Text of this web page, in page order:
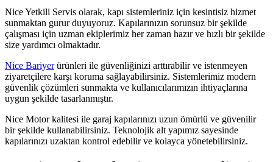
Nice Yetkili Servis olarak, kapı sistemleriniz için kesintisiz hizmet
sunmaktan gurur duyuyoruz. Kapılarınızın sorunsuz bir şekilde
çalışması için uzman ekiplerimiz her zaman hazır ve hızlı bir şekilde
size yardımcı olmaktadır.
Nice Bariyerürünleri ile güvenliğinizi arttırabilir ve istenmeyen
ziyaretçilere karşı koruma sağlayabilirsiniz. Sistemlerimiz modern
güvenlik çözümleri sunmakta ve kullanıcılarımızın ihtiyaçlarına
uygun şekilde tasarlanmıştır.
Nice Motor kalitesi ile garaj kapılarınızı uzun ömürlü ve güvenilir
bir şekilde kullanabilirsiniz. Teknolojik alt yapımız sayesinde
kapılarınızı uzaktan kontrol edebilir ve kolayca yönetebilirsiniz.